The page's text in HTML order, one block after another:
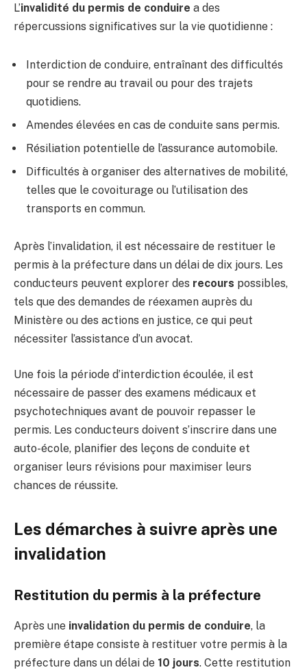
L’invalidité du permis de conduire a des
répercussions significatives sur la vie quotidienne :
Interdiction de conduire, entraînant des difficultés
pour se rendre au travail ou pour des trajets
quotidiens.
Amendes élevées en cas de conduite sans permis.
Résiliation potentielle de l’assurance automobile.
Difficultés à organiser des alternatives de mobilité,
telles que le covoiturage ou l’utilisation des
transports en commun.
Après l’invalidation, il est nécessaire de restituer le
permis à la préfecture dans un délai de dix jours. Les
conducteurs peuvent explorer des recours possibles,
tels que des demandes de réexamen auprès du
Ministère ou des actions en justice, ce qui peut
nécessiter l’assistance d’un avocat.
Une fois la période d’interdiction écoulée, il est
nécessaire de passer des examens médicaux et
psychotechniques avant de pouvoir repasser le
permis. Les conducteurs doivent s’inscrire dans une
auto-école, planifier des leçons de conduite et
organiser leurs révisions pour maximiser leurs
chances de réussite.
Les démarches à suivre après une
invalidation
Restitution du permis à la préfecture
Après une invalidation du permis de conduire, la
première étape consiste à restituer votre permis à la
préfecture dans un délai de 10 jours. Cette restitution